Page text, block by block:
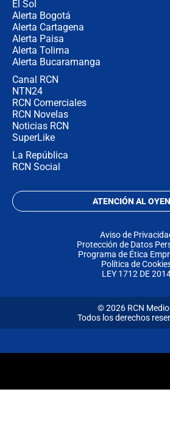
El Sol
Alerta Bogotá
Alerta Cartagena
Alerta Paisa
Alerta Tolima
Alerta Bucaramanga
Canal RCN
NTN24
RCN Comerciales
RCN Novelas
Noticias RCN
SuperLike
La República
RCN Social
ATENCIÓN AL
Aviso de
Protección de Datos
Programa de Ética
Política de
LEY 1712 DE
© 2026 RCN
Todos los derechos